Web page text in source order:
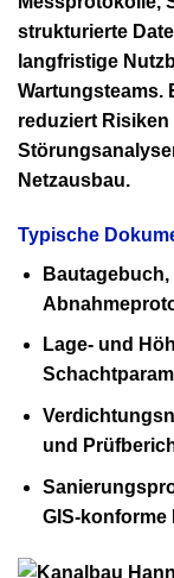
strukturierte
langfristige
Wartungsteams.
reduziert
Netzausbau.
Typische
Lage- und
und
GIS-konforme